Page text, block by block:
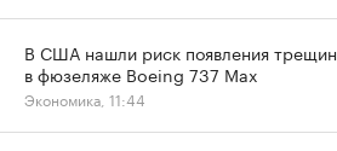
В США нашли риск появления трещин
в фюзеляже Boeing 737 Max
Экономика, 11:44